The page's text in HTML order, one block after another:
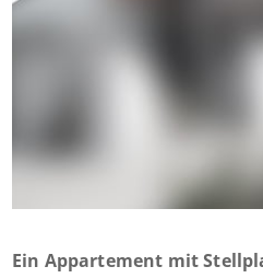
Ein Appartement mit